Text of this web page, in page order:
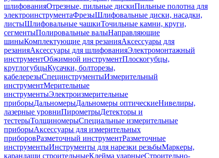
шлифованияОтрезные, пильные дискиПильные полотна для
электроинструментаФрезыШлифовальные диски, насадки,
листыШлифовальные чашкиТочильные камни, круги,
сегментыПолировальные валыНаправляющие
шиныКомплектующие для резанияАксессуары для
резанияАксессуары для шлифованияЭлектромонтажный
инструментОбжимной инструментПлоскогубцы,
круглогубцыКусачки, болторезы,
кабелерезыСпецинструментыИзмерительный
инструментМерительные
инструментыЭлектроизмерительные
приборыДальномерыДальномеры оптическиеНивелиры,
лазерные уровниПирометрыДетекторы и
тестерыТолщиномерыСпециальные измерительные
приборыАксессуары для измерительных
приборовРазметочный инструментРазметочные
инструментыИнструменты для нарезки резьбыМаркеры,
карандаши строительныеКлейма ударныеСтроительно-